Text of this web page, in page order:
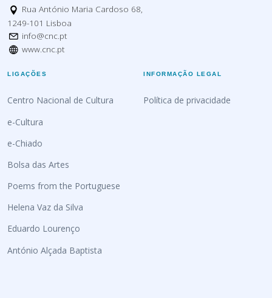
Rua António Maria Cardoso 68,
1249-101 Lisboa
info@cnc.pt
www.cnc.pt
LIGAÇÕES
Centro Nacional de Cultura
e-Cultura
e-Chiado
Bolsa das Artes
Poems from the Portuguese
Helena Vaz da Silva
Eduardo Lourenço
António Alçada Baptista
INFORMAÇÃO LEGAL
Política de privacidade